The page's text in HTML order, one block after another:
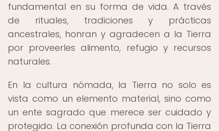
fundamental en su forma de vida. A través
de rituales, tradiciones y prácticas
ancestrales, honran y agradecen a la Tierra
por proveerles alimento, refugio y recursos
naturales.
En la cultura nómada, la Tierra no solo es
vista como un elemento material, sino como
un ente sagrado que merece ser cuidado y
protegido. La conexión profunda con la Tierra